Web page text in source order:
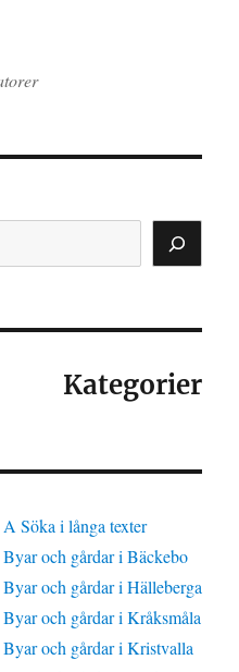
Kategorier
A Söka i långa texter
Byar och gårdar i Bäckebo
Byar och gårdar i Hälleberga
Byar och gårdar i Kråksmåla
Byar och gårdar i Kristvalla